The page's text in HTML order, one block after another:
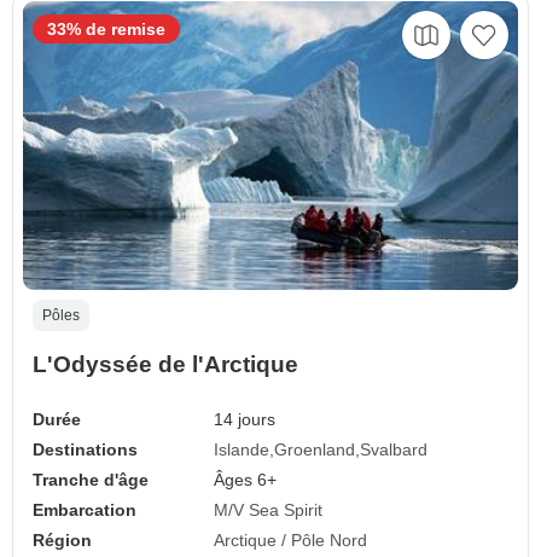
Pôles
L'Odyssée de l'Arctique
Durée
14 jours
Destinations
Islande Groenland Svalbard
Tranche d'âge
Âges 6+
Embarcation
M/V Sea Spirit
Région
Arctique / Pôle Nord
33% de remise